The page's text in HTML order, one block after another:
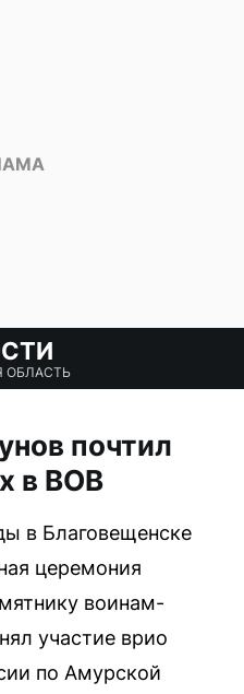
ОБЛАСТЬ
почтил
в ВОВ
в Благовещенске
церемония
воинам-
участие врио
по Амурской